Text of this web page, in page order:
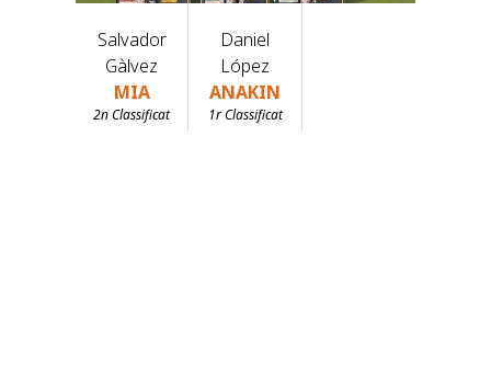
Salvador
Gàlvez
MIA
2n Classificat
Daniel
López
ANAKIN
1r Classificat